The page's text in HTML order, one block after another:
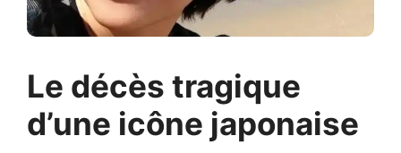
Le décès tragique
d’une icône japonaise